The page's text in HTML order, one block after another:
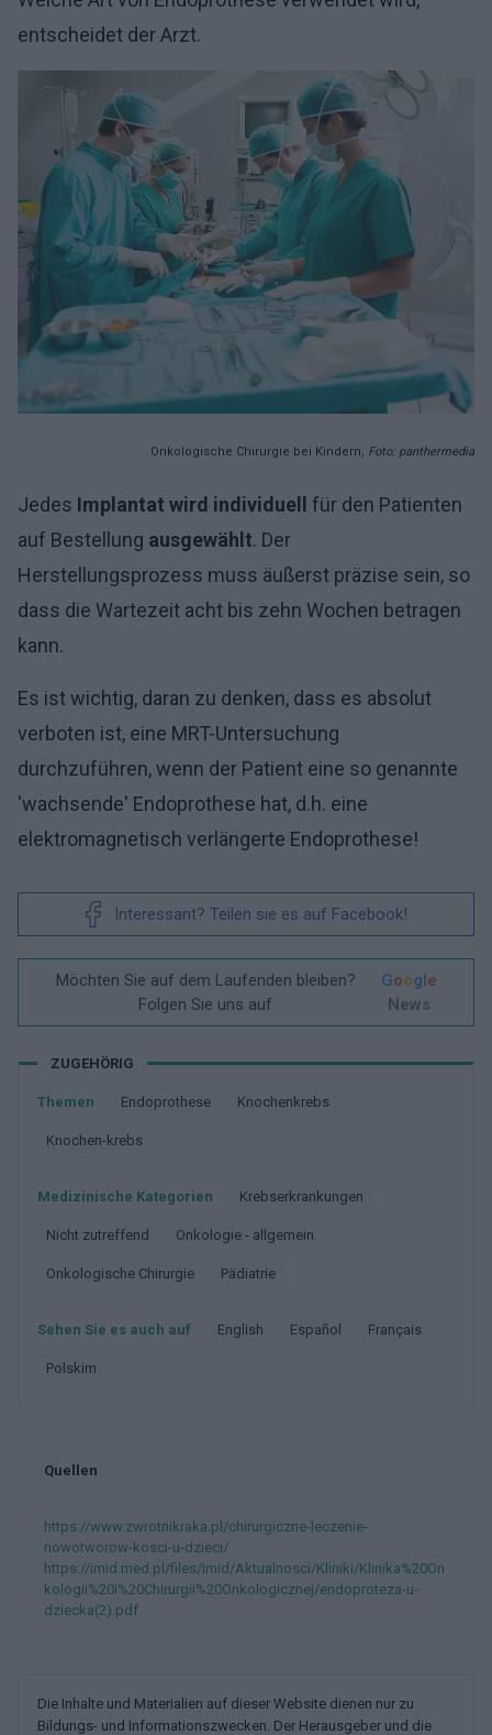
entscheidet der Arzt.
Onkologische Chirurgie bei Kindern, Foto: panthermedia
Jedes Implantat wird individuell
für den Patienten
auf Bestellung ausgewählt. Der
Herstellungsprozess muss äußerst präzise sein, so
dass die Wartezeit acht bis zehn Wochen betragen
kann.
Es ist wichtig, daran zu denken, dass es absolut
verboten ist, eine MRT-Untersuchung
durchzuführen, wenn der Patient eine so genannte
'wachsende' Endoprothese hat, d.h. eine
elektromagnetisch verlängerte Endoprothese!
Interessant? Teilen sie es auf Facebook!
Möchten Sie auf dem Laufenden bleiben?
Folgen Sie uns auf
Google
News
ZUGEHÖRIG
Themen Endoprothese Knochenkrebs
Knochen-krebs
Medizinische Kategorien Krebserkrankungen
Nicht zutreffend Onkologie - allgemein
Onkologische Chirurgie Pädiatrie
Sehen Sie es auch auf english español français
polskim
Quellen
https://www.zwrotnikraka.pl/chirurgiczne-leczenie-
nowotworow-kosci-u-dzieci/
https://imid.med.pl/files/imid/Aktualnosci/Kliniki/Klinika%20On
kologii%20i%20Chirurgii%20Onkologicznej/endoproteza-u-
dziecka(2).pdf
Die Inhalte und Materialien auf dieser Website dienen nur zu
Bildungs- und Informationszwecken. Der Herausgeber und die